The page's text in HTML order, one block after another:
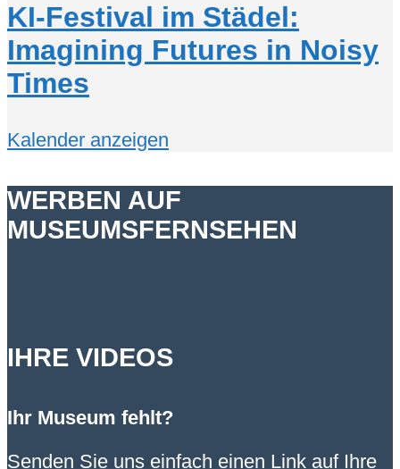
KI-Festival im Städel:
Imagining Futures in Noisy
Times
Kalender anzeigen
WERBEN AUF
MUSEUMSFERNSEHEN
IHRE VIDEOS
Ihr Museum fehlt?
Senden Sie uns einfach einen Link auf Ihre